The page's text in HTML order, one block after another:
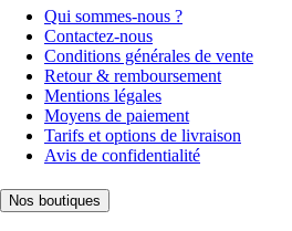
Qui sommes-nous ?
Contactez-nous
Conditions générales de vente
Retour & remboursement
Mentions légales
Moyens de paiement
Tarifs et options de livraison
Avis de confidentialité
Nos boutiques